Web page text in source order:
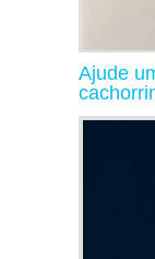
Ajude